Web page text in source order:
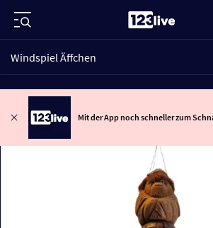
Windspiel Äffchen
Mit der App noch schneller zum